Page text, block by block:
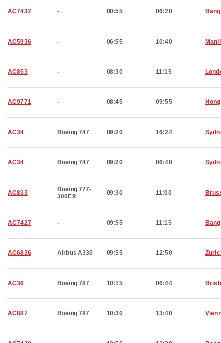
AC7432 - 00:55 06:20
AC5936 - 06:55 10:40
AC853 - 08:30 11:15
AC9771 - 08:45 09:55
AC34 Boeing 747 09:20 16:24
AC34 Boeing 747 09:20 06:40
AC833
Boeing 777-
300ER
09:30 11:00
AC7427 - 09:55 11:15
AC6836 Airbus A330 09:55 12:50
AC36 Boeing 787 10:15 06:44
AC887 Boeing 787 10:30 13:40